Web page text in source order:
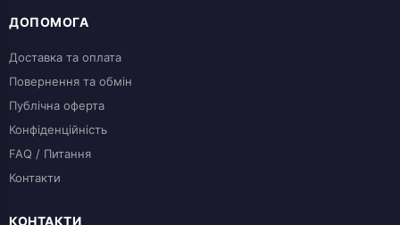
ДОПОМОГА
Доставка та оплата
Повернення та обмін
Публічна оферта
Конфіденційність
FAQ / Питання
Контакти
КОНТАКТИ